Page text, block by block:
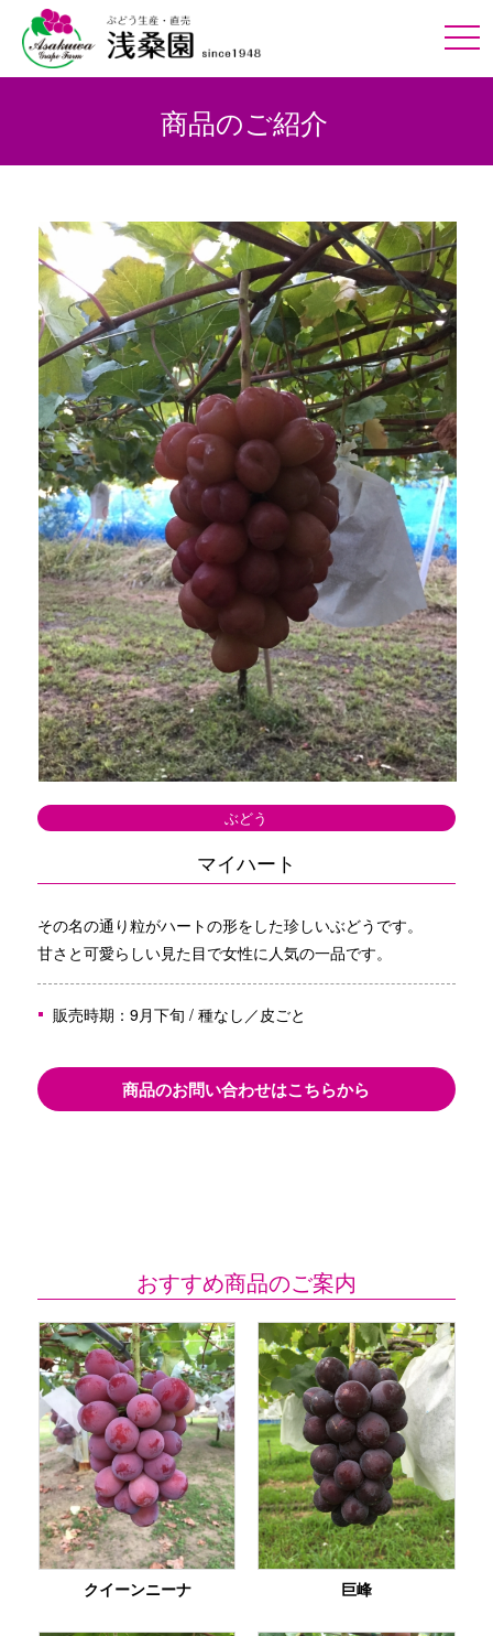
商品のご紹介
ぶどう
マイハート
その名の通り粒がハートの形をした珍しいぶどうです。
甘さと可愛らしい見た目で女性に人気の一品です。
販売時期：9月下旬 / 種なし／皮ごと
商品のお問い合わせはこちらから
おすすめ商品のご案内
クイーンニーナ 巨峰